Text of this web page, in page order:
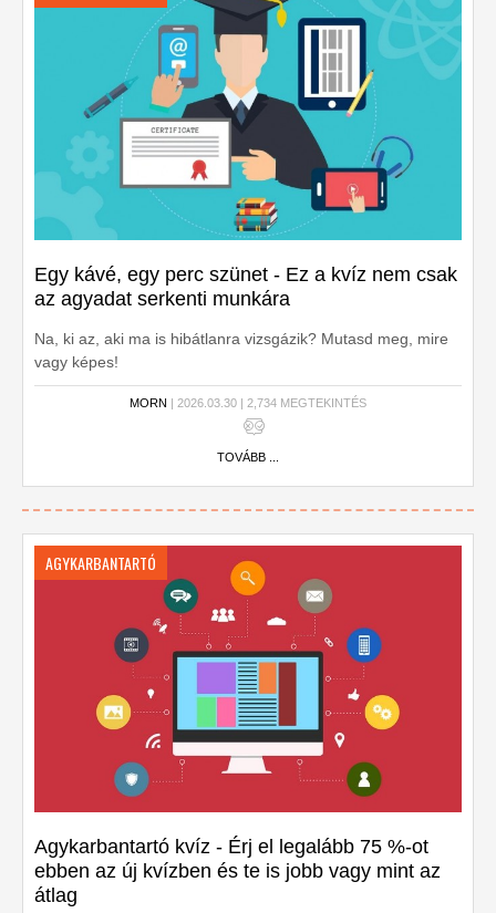
Egy kávé, egy perc szünet - Ez a kvíz nem csak
az agyadat serkenti munkára
Na, ki az, aki ma is hibátlanra vizsgázik? Mutasd meg, mire
vagy képes!
MORN | 2026.03.30 | 2,734 MEGTEKINTÉS
TOVÁBB ...
AGYKARBANTARTÓ
Agykarbantartó kvíz - Érj el legalább 75 %-ot
ebben az új kvízben és te is jobb vagy mint az
átlag